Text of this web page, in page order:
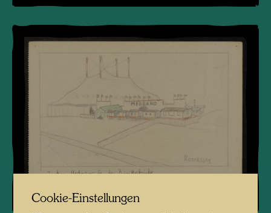
Cookie-Einstellungen